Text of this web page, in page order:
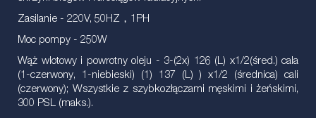
Zasilanie - 220V, 50HZ，1PH
Moc pompy - 250W
Wąż wlotowy i powrotny oleju - 3-(2x) 126 (L) x1/2(śred.) cala
(1-czerwony, 1-niebieski) (1) 137 (L) ) x1/2 (średnica) cali
(czerwony); Wszystkie z szybkozłączami męskimi i żeńskimi,
300 PSL (maks.).